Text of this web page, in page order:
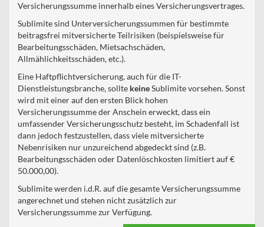
Versicherungssumme innerhalb eines Versicherungsvertrages.
Sublimite sind Unterversicherungssummen für bestimmte
beitragsfrei mitversicherte Teilrisiken (beispielsweise für
Bearbeitungsschäden, Mietsachschäden,
Allmählichkeitsschäden, etc.).
Eine Haftpflichtversicherung, auch für die IT-
Dienstleistungsbranche, sollte keineSublimite vorsehen. Sonst
wird mit einer auf den ersten Blick hohen
Versicherungssumme der Anschein erweckt, dass ein
umfassender Versicherungsschutz besteht, im Schadenfall ist
dann jedoch festzustellen, dass viele mitversicherte
Nebenrisiken nur unzureichend abgedeckt sind (z.B.
Bearbeitungsschäden oder Datenlöschkosten limitiert auf €
50.000,00).
Sublimite werden i.d.R. auf die gesamte Versicherungssumme
angerechnet und stehen nicht zusätzlich zur
Versicherungssumme zur Verfügung.